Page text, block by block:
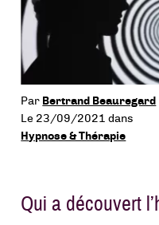
Par Bertrand Beauregard
Le 23/09/2021 dans
Hypnose & Thérapie
Qui a découvert